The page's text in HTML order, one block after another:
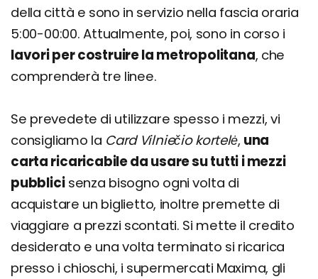
della città e sono in servizio nella fascia oraria
5:00-00:00. Attualmente, poi, sono in corso i
lavori per costruire la metropolitana, che
comprenderà tre linee.
Se prevedete di utilizzare spesso i mezzi, vi
consigliamo la Card Vilniečio kortelė, una
carta ricaricabile da usare su tutti i mezzi
pubblicisenza bisogno ogni volta di
acquistare un biglietto, inoltre premette di
viaggiare a prezzi scontati. Si mette il credito
desiderato e una volta terminato si ricarica
presso i chioschi, i supermercati Maxima, gli